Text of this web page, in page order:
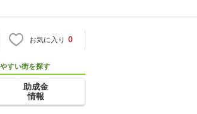
お気に入り 0
すい街を探す
助成金
情報